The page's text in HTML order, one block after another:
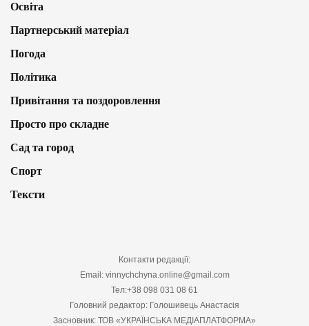
Освіта
Партнерський матеріал
Погода
Політика
Привітання та поздоровлення
Просто про складне
Сад та город
Спорт
Тексти
Контакти редакції:
Email: vinnychchyna.online@gmail.com
Тел:+38 098 031 08 61
Головний редактор: Голошивець Анастасія
Засновник: ТОВ «УКРАЇНСЬКА МЕДІАПЛАТФОРМА»